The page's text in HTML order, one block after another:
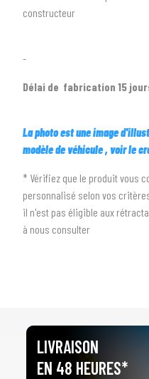
PRÉCISEZ LE MODÈLE
Tous les modèles
constructeur
-
Délai de fabrication 15
La photo est une image
modèle de véhicule , voir le
* Vérifiez que le produit vous
personnalisé selon vos
il n'est pas éligible aux
à nous consulter
LIVRAISON
EN 48 HEURES*